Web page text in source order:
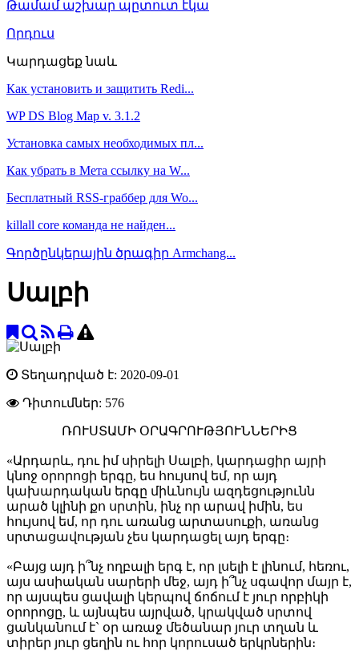
Թամամ աշխար պըտուտ էկա
Որդուս
Կարդացեք նաև
Как установить и защитить Redi...
WP DS Blog Map v. 3.1.2
Установка самых необходимых пл...
Как убрать в Мета ссылку на W...
Бесплатный RSS-граббер для Wo...
killall core команда не найден...
Գործընկերային ծրագիր Armchang...
Սալբի
Տեղադրված է: 2020-09-01
Դիտումներ: 576
ՌՈՒՍՏԱՄԻ ՕՐԱԳՐՈՒԹՅՈՒՆՆԵՐԻՑ
«Արդարև, դու իմ սիրելի Սալբի, կարդացիր այրի
կնոջ օրորոցի երգը, ես հույսով եմ, որ այդ
կախարդական երգը միևնույն ազդեցությունն
արած կլինի քո սրտին, ինչ որ արավ իմին, ես
հույսով եմ, որ դու առանց արտասուքի, առանց
սրտացավության չես կարդացել այդ երգը։
«Բայց այդ ի՞նչ ողբալի երգ է, որ լսելի է լինում, հեռու,
այս ասիական սարերի մեջ, այդ ի՞նչ սգավոր մայր է,
որ այսպես ցավալի կերպով ճոճում է յուր որբիկի
օրորոցը, և այնպես այրված, կրակված սրտով
ցանկանում է` օր առաջ մեծանար յուր տղան և
տիրեր յուր ցեղին ու հոր կորուսած երկրներին։